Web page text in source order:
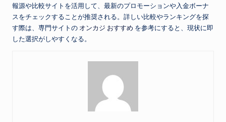
報源や比較サイトを活用して、最新のプロモーションや入金ボーナ
スをチェックすることが推奨される。詳しい比較やランキングを探
す際は、専門サイトの オンカジ おすすめ を参考にすると、現状に即
した選択がしやすくなる。